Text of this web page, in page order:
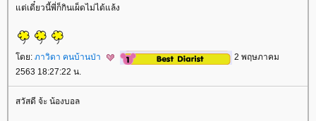
ต่เดี๋ยวนี้พี่ก็กินเผ็ดไม่ได้แล้ง
ดย: ภาวิดา คนบ้านป่า
2 พฤษภาคม
2563 18:27:22 น.
สวัสดี จ้ะ น้องบอล